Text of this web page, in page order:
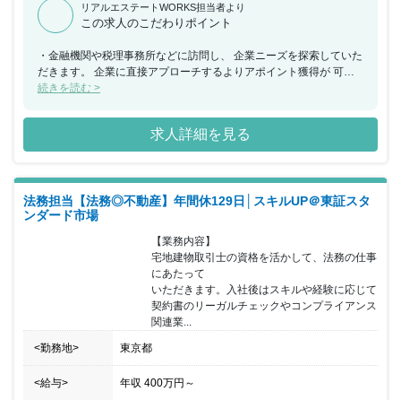
リアルエステートWORKS担当者より
この求人のこだわりポイント
・金融機関や税理事務所などに訪問し、 企業ニーズを探索していた
だきます。 企業に直接アプローチするよりアポイント獲得が 可能
で同社サービスなどご提案いただきます。 ※主に公共交通機関を利
リフォームやリノベーションによって新たな価値を付加し、 販売す
る「中古不動産再生事業」というビジネスも 行っています。 将来
的にはこうした中古再生事業にも取り組むことが 期待されていま
務を学びます。1人立ちするまで サポートがあるため安心して業務
を行うことが出来ます。 また、入社後、資格取得支援制度によるバ
ックアップの中、 「宅地建物取引士」の資格取得を目指していきま
す。 資格取得者には、月5,000円の資格手当が支給されます また、
将来的に香川県にある本社に転勤となる可能性あります。 初任地希
取得や語学、 IT知識などスキルアップのための資格に対して、 手当
や合格時のお祝い金制度があり、 社員一人ひとりの自己啓発を支援
しています。 特に宅地建物取引士の支援は、定期的な模擬試験、
外部の専門家による講義を実施し、 学校に通うことなく社内制度を
利用して合格される方が ほとんどです。
続きを読む >
求人詳細を見る
法務担当【法務◎不動産】年間休129日│スキルUP＠東証スタ
ンダード市場
【業務内容】
宅地建物取引士の資格を活かして、法務の仕事
にあたって
いただきます。入社後はスキルや経験に応じて
契約書のリーガルチェックやコンプライアンス
関連業...
<勤務地> 東京都
<給与> 年収 400万円 ～